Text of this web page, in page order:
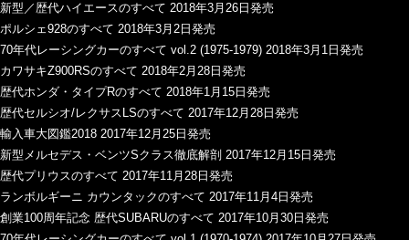
新型／歴代ハイエースのすべて 2018年3月26日発売
ポルシェ928のすべて 2018年3月2日発売
70年代レーシングカーのすべて vol.2 (1975-1979) 2018年3月1日発売
カワサキZ900RSのすべて 2018年2月28日発売
歴代ホンダ・タイプRのすべて 2018年1月15日発売
歴代セルシオ/レクサスLSのすべて 2017年12月28日発売
輸入車大図鑑2018 2017年12月25日発売
新型メルセデス・ベンツSクラス徹底解剖 2017年12月15日発売
歴代プリウスのすべて 2017年11月28日発売
ランボルギーニ カウンタックのすべて 2017年11月4日発売
創業100周年記念 歴代SUBARUのすべて 2017年10月30日発売